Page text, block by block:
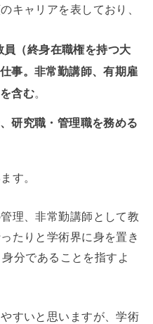
キャリアを表しており、
（終身在職権を持つ大
事。非常勤講師、有期雇
含む。
研究職・管理職を務める
す。
理、非常勤講師として教
たりと学術界に身を置き
分であることを指すよ
すいと思いますが、学術